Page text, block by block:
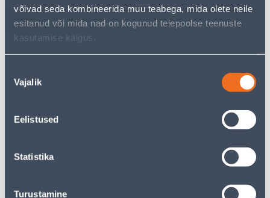
võivad seda kombineerida muu teabega, mida olete neile
esitanud või mida nad on kogunud teiepoolse teenuste
kasutamise käigus.
valik
Vajalik
Eelistused
Statistika
Turustamine
• 14-päevane tagastusõigus.
Spetsifikatsioon
Transport